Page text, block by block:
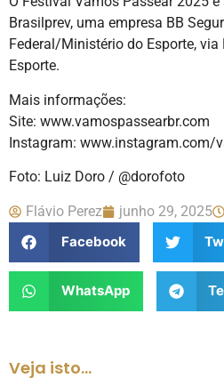
Brasilprev, uma empresa BB
Federal/Ministério do Esporte,
Esporte.
Mais informações:
Site: www.vamospassearbr.com
Instagram: www.instagram.com/
Foto: Luiz Doro / @dorofoto
Flávio Perez junho 29, 2025
Facebook
WhatsApp
Veja isto...